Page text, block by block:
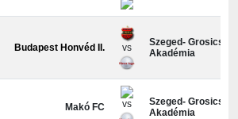
Budapest Honvéd II. vs
Szeged- Grosics
Akadémia
Makó FC vs
Szeged- Grosics
Akadémia